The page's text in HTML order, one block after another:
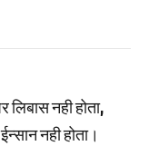
नही होता,
नही होता।